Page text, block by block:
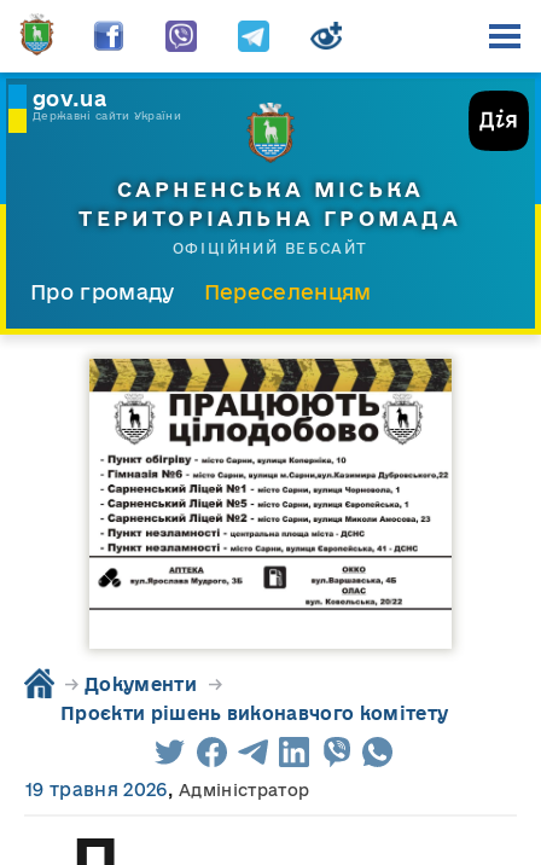
gov.ua
Державні сайти України
САРНЕНСЬКА МІСЬКА
ТЕРИТОРІАЛЬНА ГРОМАДА
ОФІЦІЙНИЙ ВЕБСАЙТ
Про громаду
Переселенцям
Прес-центр
→ Документи →
Проєкти рішень виконавчого комітету
19 травня 2026,Адміністратор